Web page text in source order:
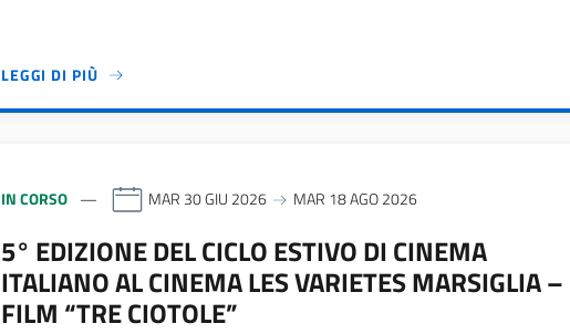
LEGGI DI PIÙ
IN CORSO MAR 30 GIU 2026 MAR 18 AGO 2026
5° EDIZIONE DEL CICLO ESTIVO DI CINEMA
ITALIANO AL CINEMA LES VARIETES MARSIGLIA –
FILM “TRE CIOTOLE”